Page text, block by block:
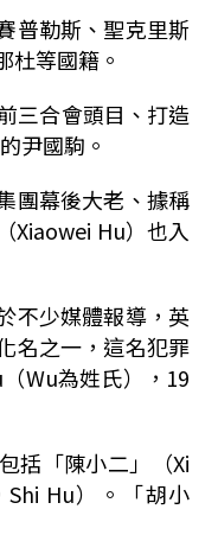
普勒斯、聖克里斯
杜等國籍。
三合會頭目、打造
尹國駒。
團幕後大老、據稱
Xiaowei Hu）也入
不少媒體報導，英
名之一，這名犯罪
Wu為姓氏），19
括「陳小二」（Xi
Hu）。「胡小